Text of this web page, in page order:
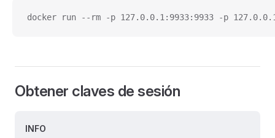
docker run --rm -p 127.0.0.1:9933:9933 -p
Obtener claves de sesión
INFO